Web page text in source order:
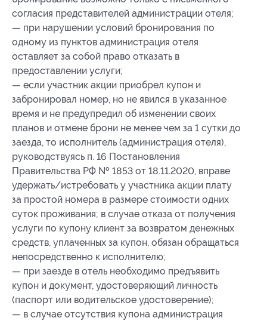
согласия представителей администрации отеля;
— при нарушении условий бронирования по
одному из пунктов администрация отеля
оставляет за собой право отказать в
предоставлении услуги;
— если участник акции приобрел купон и
забронировал номер, но не явился в указанное
время и не предупредил об изменении своих
планов и отмене брони не менее чем за 1 сутки до
заезда, то исполнитель (администрация отеля),
руководствуясь п. 16 Постановления
Правительства РФ № 1853 от 18.11.2020, вправе
удержать/истребовать у участника акции плату
за простой номера в размере стоимости одних
суток проживания; в случае отказа от получения
услуги по купону клиент за возвратом денежных
средств, уплаченных за купон, обязан обращаться
непосредственно к исполнителю;
— при заезде в отель необходимо предъявить
купон и документ, удостоверяющий личность
(паспорт или водительское удостоверение);
— в случае отсутствия купона администрация